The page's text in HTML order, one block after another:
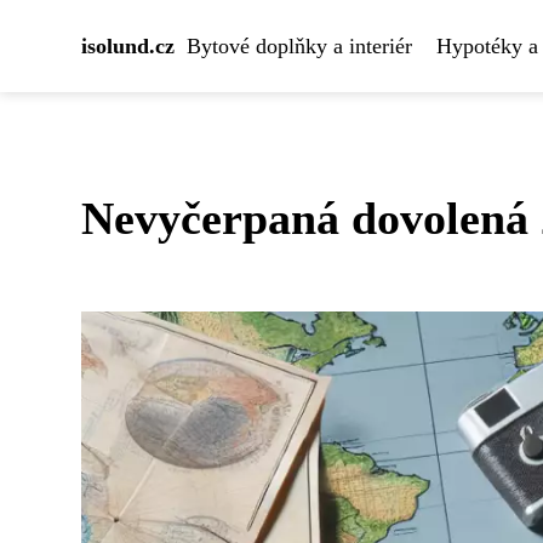
isolund.cz Bytové doplňky a interiér Hypotéky
Nevyčerpaná